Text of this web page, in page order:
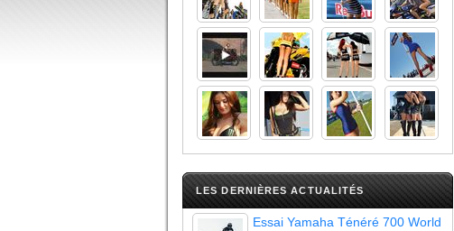
LES DERNIÈRES ACTUALITÉS
Essai Yamaha Ténéré 700 World